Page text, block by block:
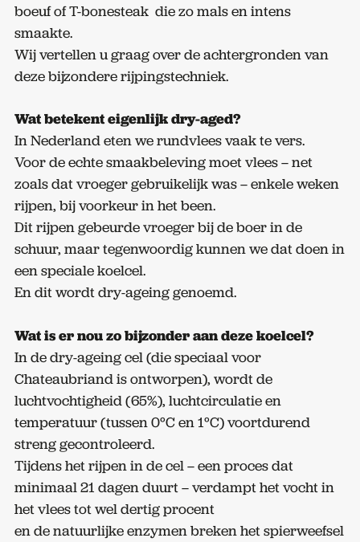
boeuf of T-bonesteak die zo mals en intens
smaakte.
Wij vertellen u graag over de achtergronden van
deze bijzondere rijpingstechniek.
Wat betekent eigenlijk dry-aged?
In Nederland eten we rundvlees vaak te vers.
Voor de echte smaakbeleving moet vlees – net
zoals dat vroeger gebruikelijk was – enkele weken
rijpen, bij voorkeur in het been.
Dit rijpen gebeurde vroeger bij de boer in de
schuur, maar tegenwoordig kunnen we dat doen in
een speciale koelcel.
En dit wordt dry-ageing genoemd.
Wat is er nou zo bijzonder aan deze koelcel?
In de dry-ageing cel (die speciaal voor
Chateaubriand is ontworpen), wordt de
luchtvochtigheid (65%), luchtcirculatie en
temperatuur (tussen 0°C en 1°C) voortdurend
streng gecontroleerd.
Tijdens het rijpen in de cel – een proces dat
minimaal 21 dagen duurt – verdampt het vocht in
het vlees tot wel dertig procent
en de natuurlijke enzymen breken het spierweefsel